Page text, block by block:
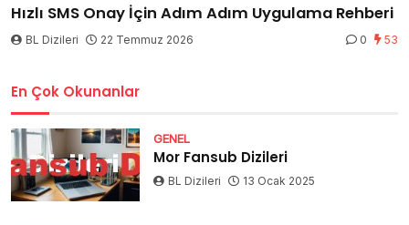
Hızlı SMS Onay İçin Adım Adım Uygulama Rehberi
BL Dizileri 22 Temmuz 2026 0 53
En Çok Okunanlar
GENEL
Mor Fansub Dizileri
BL Dizileri 13 Ocak 2025